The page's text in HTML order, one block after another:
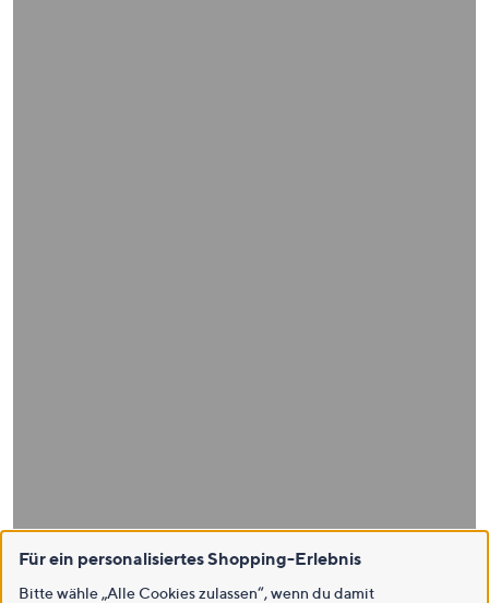
Für ein personalisiertes Shopping-Erlebnis
Bitte wähle „Alle Cookies zulassen“, wenn du damit